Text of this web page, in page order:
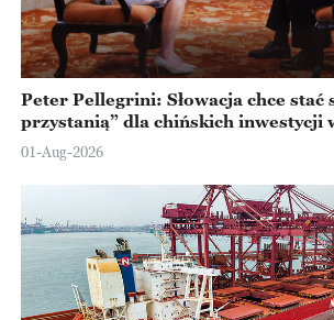
Peter Pellegrini: Słowacja chce stać
przystanią” dla chińskich inwestycji
Europejskiej
01-Aug-2026